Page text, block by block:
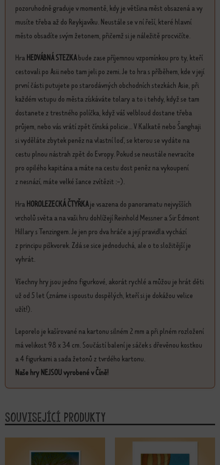
pozoruhodně graduje v momentě, kdy je většina měst obsazená a vy
musíte třeba až do Reykjavíku. Neustále se v ní řeší, které hlavní
město obsadíte svým žetonem, přičemž si je náležitě procvičíte.
HraHEDVÁBNÁ STEZKAbude zase příjemnou vzpomínkou pro ty, kteří
cestovali po Asii nebo tam jeli po zemi. Je to hra s příběhem, kde v její
první části putujete po starodávných obchodních stezkách Asie, při
každém vstupu do města získáváte tolary a to i tehdy, když se tam
dostanete z trestného políčka, když váš velbloud dostane třeba
průjem, nebo vás vrátí zpět čínská policie... V Kalkatě nebo Šanghaji
si vyděláte zbytek peněz na vlastní loď, se kterou se vydáte na
cestu plnou nástrah zpět do Evropy. Pokud se neustále nevracíte
pro opilého kapitána a máte na cestu dost peněz na vykoupení
z nesnází, máte velké šance zvítězit :-).
Hra HOROLEZECKÁ ČTYŘKAje vsazena do panoramatu nejvyšších
vrcholů světa a na vaši hru dohlížejí Reinhold Messner a Sir Edmont
Hillary s Tenzingem. Je jen pro dva hráče a její pravidla vychází
z principu piškvorek. Zdá se sice jednoduchá, ale o to složitější je
vyhrát.
Všechny hry jsou jedno figurkové, akorát rychlé a můžou je hrát děti
už od 5 let (známe i spoustu dospělých, kteří si je dokážou velice
užít!).
Leporelo je kašírované na kartonu silném 2 mm a při plném rozložení
má velikost 98 x 34 cm. Součástí balení je sáček s dřevěnou kostkou
a 4 figurkami a sada žetonů z tvrdého kartonu.
Naše hry NEJSOU vyrobené v Číně!
Související produkty
Tento produkt má více variant.